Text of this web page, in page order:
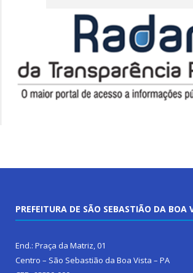
PREFEITURA DE SÃO SEBASTIÃO DA BOA
End.: Praça da Matriz, 01
Centro – São Sebastião da Boa Vista – PA